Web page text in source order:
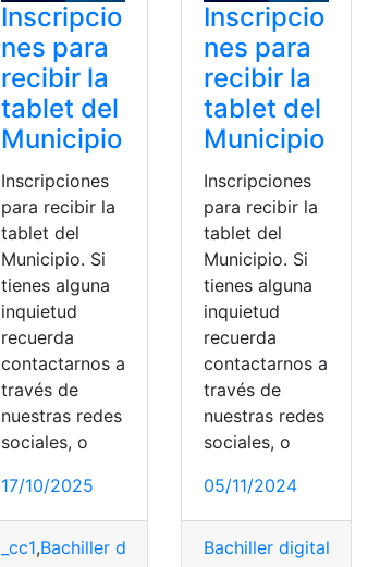
Inscripcio
nes para
recibir la
tablet del
Municipio
Inscripciones
para recibir la
tablet del
Municipio. Si
tienes alguna
inquietud
recuerda
contactarnos a
través de
nuestras redes
sociales, o
17/10/2025
_cc1,Bachiller digital Ecuador,Guayaquil,
Inscripcio
nes para
recibir la
tablet del
Municipio
Inscripciones
para recibir la
tablet del
Municipio. Si
tienes alguna
inquietud
recuerda
contactarnos a
través de
nuestras redes
sociales, o
05/11/2024
Bachiller digital